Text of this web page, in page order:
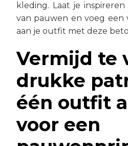
kleding. Laat je
van pauwen en voeg
aan je outfit met deze
Vermijd te
drukke
één outfit
voor een